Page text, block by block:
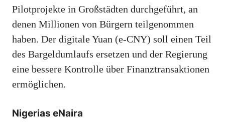
Pilotprojekte in Großstädten durchgeführt, an
denen Millionen von Bürgern teilgenommen
haben. Der digitale Yuan (e-CNY) soll einen Teil
des Bargeldumlaufs ersetzen und der Regierung
eine bessere Kontrolle über Finanztransaktionen
ermöglichen.
Nigerias eNaira